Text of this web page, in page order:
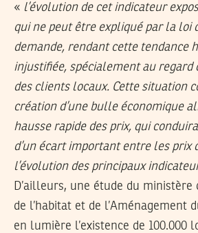
« l’évolution de cet indicateur
qui ne peut être expliqué par la loi
demande, rendant cette tendance
injustifiée, spécialement au regard
des clients locaux. Cette situation
création d’une bulle économique
hausse rapide des prix, qui
d’un écart important entre les prix
l’évolution des principaux
D’ailleurs, une étude du ministère
de l’habitat et de l’Aménagement
en lumière l’existence de 100.000